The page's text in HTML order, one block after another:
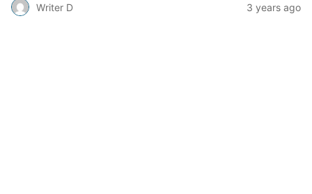
Writer D 3 years ago